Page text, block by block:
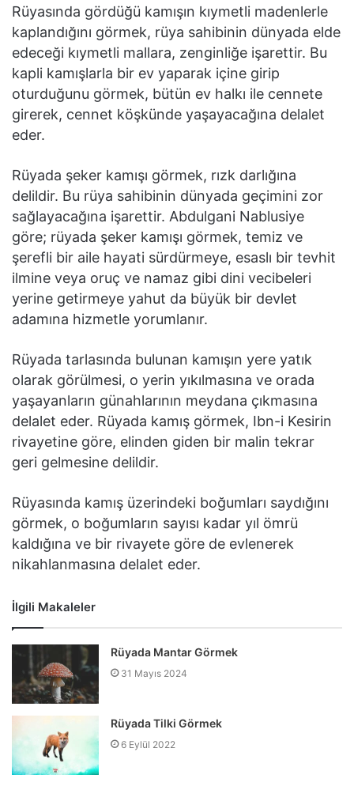
Rüyasında gördüğü kamışın kıymetli madenlerle
kaplandığını görmek, rüya sahibinin dünyada elde
edeceği kıymetli mallara, zenginliğe işarettir. Bu
kapli kamışlarla bir ev yaparak içine girip
oturduğunu görmek, bütün ev halkı ile cennete
girerek, cennet köşkünde yaşayacağına delalet
eder.
Rüyada şeker kamışı görmek, rızk darlığına
delildir. Bu rüya sahibinin dünyada geçimini zor
sağlayacağına işarettir. Abdulgani Nablusiye
göre; rüyada şeker kamışı görmek, temiz ve
şerefli bir aile hayati sürdürmeye, esaslı bir tevhit
ilmine veya oruç ve namaz gibi dini vecibeleri
yerine getirmeye yahut da büyük bir devlet
adamına hizmetle yorumlanır.
Rüyada tarlasında bulunan kamışın yere yatık
olarak görülmesi, o yerin yıkılmasına ve orada
yaşayanların günahlarının meydana çıkmasına
delalet eder. Rüyada kamış görmek, Ibn-i Kesirin
rivayetine göre, elinden giden bir malin tekrar
geri gelmesine delildir.
Rüyasında kamış üzerindeki boğumları saydığını
görmek, o boğumların sayısı kadar yıl ömrü
kaldığına ve bir rivayete göre de evlenerek
nikahlanmasına delalet eder.
İlgili Makaleler
Rüyada Mantar Görmek
31 Mayıs 2024
Rüyada Tilki Görmek
6 Eylül 2022